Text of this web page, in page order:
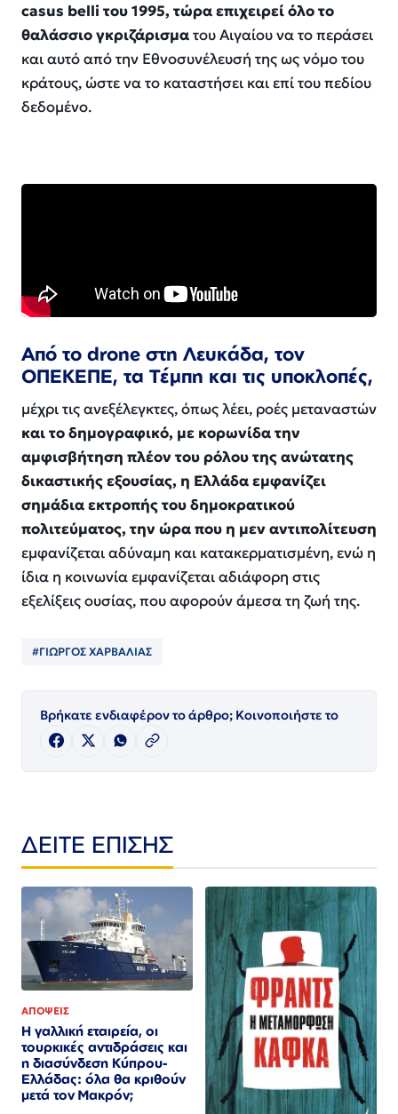
casus belli του 1995, τώρα επιχειρεί όλο το
θαλάσσιο γκριζάρισματου Αιγαίου να το περάσει
και αυτό από την Εθνοσυνέλευσή της ως νόμο του
κράτους, ώστε να το καταστήσει και επί του πεδίου
δεδομένο.
Από το drone στη Λευκάδα, τον
ΟΠΕΚΕΠΕ, τα Τέμπη και τις υποκλοπές,
μέχρι τις ανεξέλεγκτες, όπως λέει, ροές μεταναστών
και το δημογραφικό, με κορωνίδα την
αμφισβήτηση πλέον του ρόλου της ανώτατης
δικαστικής εξουσίας, η Ελλάδα εμφανίζει
σημάδια εκτροπής του δημοκρατικού
πολιτεύματος, την ώρα που η μεν αντιπολίτευση
εμφανίζεται αδύναμη και κατακερματισμένη, ενώ η
ίδια η κοινωνία εμφανίζεται αδιάφορη στις
εξελίξεις ουσίας, που αφορούν άμεσα τη ζωή της.
#ΓΙΩΡΓΟΣ ΧΑΡΒΑΛΙΑΣ
Βρήκατε ενδιαφέρον το άρθρο; Κοινοποιήστε το
ΔΕΙΤΕ ΕΠΙΣΗΣ
ΑΠΟΨΕΙΣ
Η γαλλική εταιρεία, οι
τουρκικές αντιδράσεις και
η διασύνδεση Κύπρου-
Ελλάδας: όλα θα κριθούν
μετά τον Μακρόν;